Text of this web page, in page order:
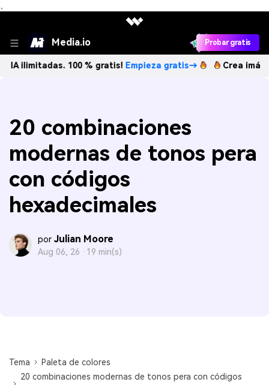
、
Media.io Probar gratis
100 % gratis!Empieza gratis→ Crea imágenes IA
20 combinaciones
modernas de tonos pera
con códigos
hexadecimales
por Julian Moore
Aug 06, 26 · 19 min(s)
Tema
Paleta de colores
20 combinaciones modernas de tonos pera con códigos